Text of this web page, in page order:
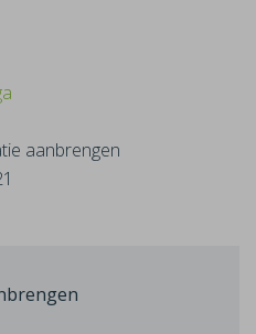
aanbrengen